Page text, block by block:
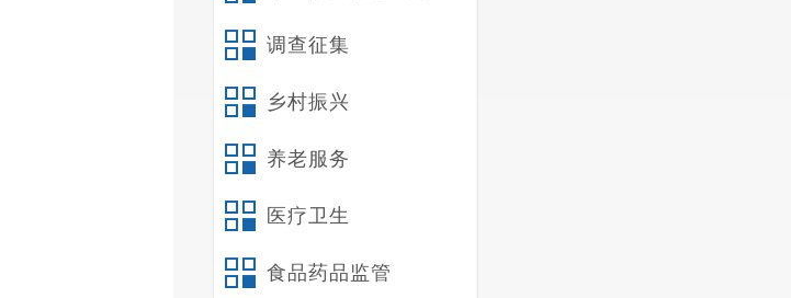
调查征集
乡村振兴
养老服务
医疗卫生
食品药品监管